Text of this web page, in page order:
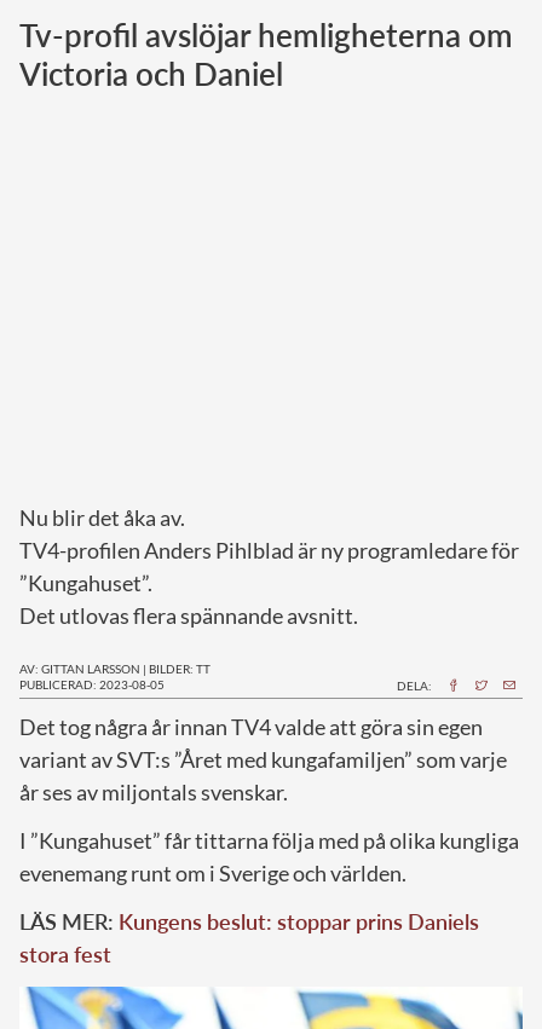
Norska kungahuset
Danska kungahuset
Tv-profil avslöjar hemligheterna om
Victoria och Daniel
Nu blir det åka av.
TV4-profilen Anders Pihlblad är ny programledare för
”Kungahuset”.
Det utlovas flera spännande avsnitt.
AV: GITTAN LARSSON | BILDER: TT
PUBLICERAD: 2023-08-05
DELA:
Det tog några år innan TV4 valde att göra sin egen
variant av SVT:s ”Året med kungafamiljen” som varje
år ses av miljontals svenskar.
I ”Kungahuset” får tittarna följa med på olika kungliga
evenemang runt om i Sverige och världen.
LÄS MER: Kungens beslut: stoppar prins Daniels
stora fest